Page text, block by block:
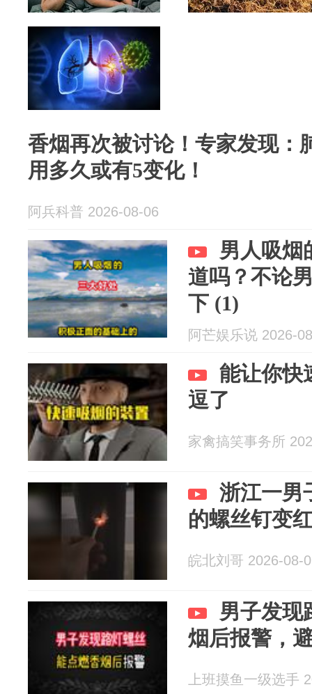
香烟再次被讨论！专家发现：
用多久或有5变化！
阿兵科普 2026-08-06
男人吸烟
道吗？不论
下 (1)
阿芒娱乐说 2026-
能让你快
逗了
家禽搞笑事务所
浙江一男
的螺丝钉变
皖北刘哥 2026-08-
男子发现
烟后报警，
上班摸鱼一级选手